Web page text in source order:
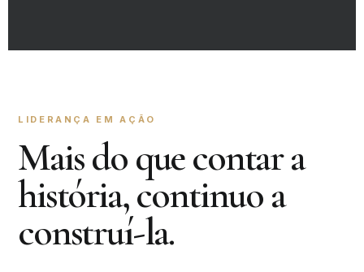
LIDERANÇA EM AÇÃO
Mais do que contar a
história, continuo a
construí-la.